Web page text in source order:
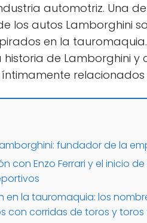
automotriz. Una
los autos Lamborghini
en la
de Lamborghini y
fundador de la
con Enzo Ferrari y el inicio
en la tauromaquia: los
con corridas de toros y